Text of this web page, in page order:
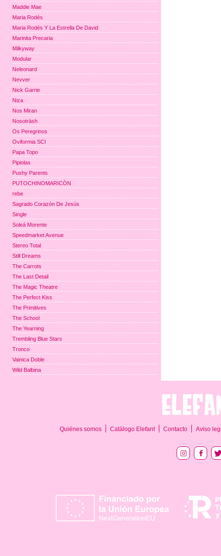
Maddie Mae
Maria Rodés
Maria Rodés Y La Estrella De David
Marinita Precaria
Milkyway
Modular
Neleonard
Nevver
Nick Garrie
Niza
Nos Miran
Nosoträsh
Os Peregrinos
Oviformia SCI
Papa Topo
Pipiolas
Pushy Parents
PUTOCHINOMARICÓN
rebe
Sagrado Corazón De Jesús
Single
Soleá Morente
Speedmarket Avenue
Stereo Total
Still Dreams
The Carrots
The Last Detail
The Magic Theatre
The Perfect Kiss
The Primitives
The School
The Yearning
Trembling Blue Stars
Tronco
Vainica Doble
Wild Balbina
Quiénes somos Catálogo Elefant Contacto Aviso